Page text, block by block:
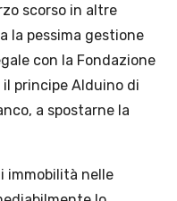
scorso in altre
la pessima gestione
con la Fondazione
principe Alduino di
a spostarne la
immobilità nelle